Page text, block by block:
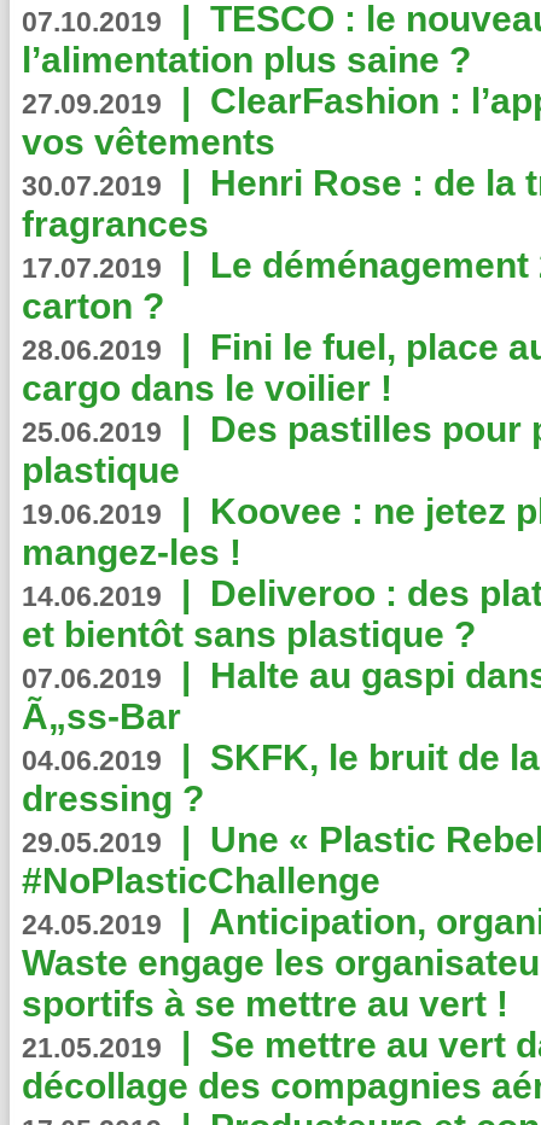
07.10.2019 | TESCO : le
l’alimentation plus saine ?
27.09.2019 | ClearFashion :
vos vêtements
30.07.2019 | Henri Rose : de la
fragrances
17.07.2019 | Le
carton ?
28.06.2019 | Fini le fuel, place
cargo dans le voilier !
25.06.2019 | Des pastilles pour
plastique
19.06.2019 | Koovee : ne jetez
mangez-les !
14.06.2019 | Deliveroo : des
et bientôt sans plastique ?
07.06.2019 | Halte au gaspi
Ã„ss-Bar
04.06.2019 | SKFK, le bruit de
dressing ?
29.05.2019 | Une « Plastic
#NoPlasticChallenge
24.05.2019 | Anticipation,
Waste engage les
sportifs à se mettre au vert !
21.05.2019 | Se mettre au vert
décollage des compagnies